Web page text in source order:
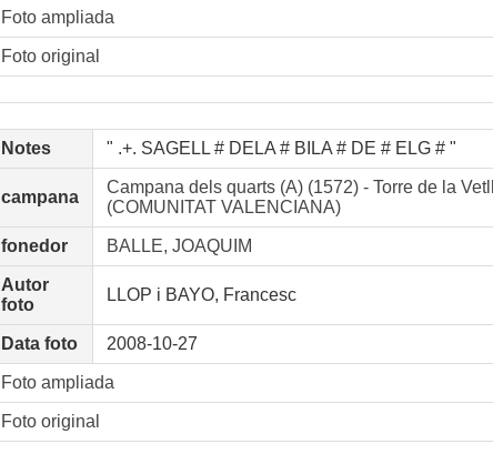
Foto ampliada
Foto original
Notes " .+. SAGELL # DELA # BILA # DE # ELG # "
campana
Campana dels quarts (A) (1572) - Torre de la
(COMUNITAT VALENCIANA)
fonedor BALLE, JOAQUIM
Autor
foto
LLOP i BAYO, Francesc
Data foto 2008-10-27
Foto ampliada
Foto original